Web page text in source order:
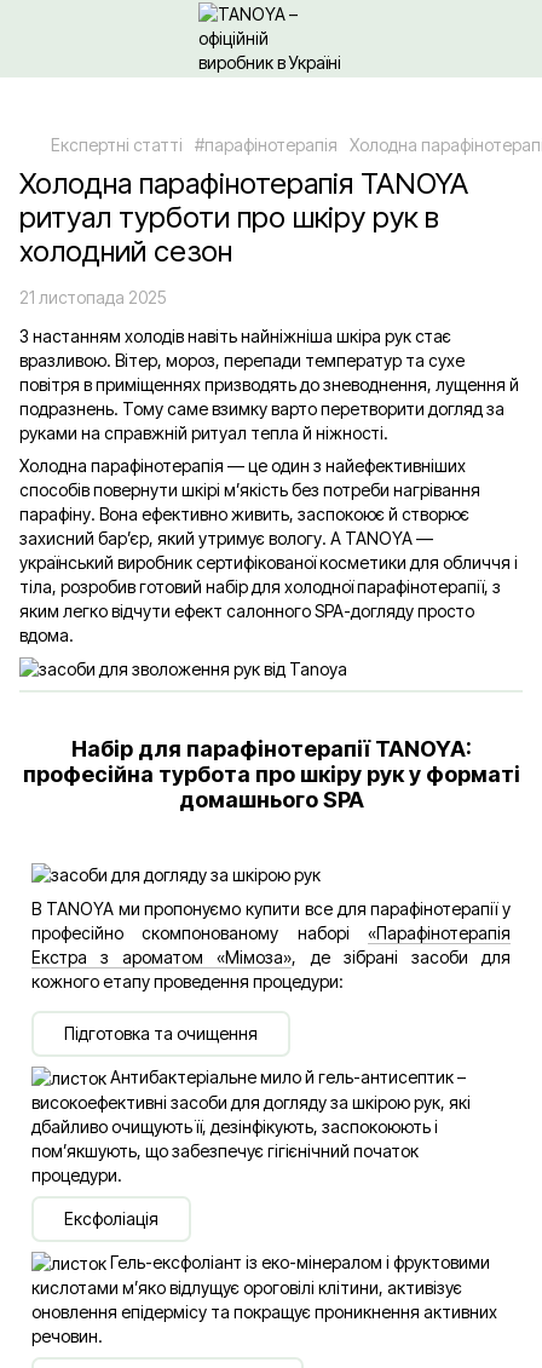
Експертні статті #парафінотерапія Холодна
Холодна парафінотерапія TANOYA
ритуал турботи про шкіру рук в
холодний сезон
21 листопада 2025
З настанням холодів навіть найніжніша шкіра рук стає
вразливою. Вітер, мороз, перепади температур та сухе
повітря в приміщеннях призводять до зневоднення, лущення й
подразнень. Тому саме взимку варто перетворити догляд за
руками на справжній ритуал тепла й ніжності.
Холодна парафінотерапія — це один з найефективніших
способів повернути шкірі м’якість без потреби нагрівання
парафіну. Вона ефективно живить, заспокоює й створює
захисний бар’єр, який утримує вологу. А TANOYA —
український виробник сертифікованої косметики для обличчя і
тіла, розробив готовий набір для холодної парафінотерапії, з
яким легко відчути ефект салонного SPA-догляду просто
вдома.
Набір для парафінотерапії TANOYA:
професійна турбота про шкіру рук у форматі
домашнього SPA
В TANOYA ми пропонуємо купити все для парафінотерапії у
професійно скомпонованому наборі «Парафінотерапія
Екстра з ароматом «Мімоза», де зібрані засоби для
кожного етапу проведення процедури:
Підготовка та очищення
Антибактеріальне мило й гель-антисептик –
високоефективні засоби для догляду за шкірою рук, які
дбайливо очищують її, дезінфікують, заспокоюють і
пом’якшують, що забезпечує гігієнічний початок
процедури.
Ексфоліація
Гель-ексфоліант із еко-мінералом і фруктовими
кислотами м’яко відлущує ороговілі клітини, активізує
оновлення епідермісу та покращує проникнення активних
речовин.